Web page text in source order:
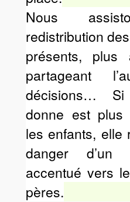
Nous
redistribution
présents, plus
partageant
décisions…
donne est plus
les enfants, elle
danger d’un
accentué vers
pères.